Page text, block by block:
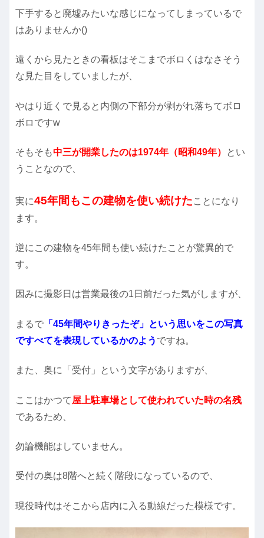
下手すると廃墟みたいな感じになってしまっているで
はありませんか()
遠くから見たときの看板はそこまでボロくはなさそう
な見た目をしていましたが、
やはり近くで見ると内側の下部分が剥がれ落ちてボロ
ボロですw
そもそも中三が開業したのは1974年（昭和49年）
とい
うことなので、
実に45年間もこの建物を使い続けたことになり
ます。
逆にこの建物を45年間も使い続けたことが驚異的で
す。
因みに撮影日は営業最後の1日前だった気がしますが、
まるで 「45年間やりきったぞ」という思いをこの写真
ですべてを表現しているかのよう ですね。
また、奥に「受付」という文字がありますが、
ここはかつて屋上駐車場として使われていた時の名残
であるため、
勿論機能はしていません。
受付の奥は8階へと続く階段になっているので、
現役時代はそこから店内に入る動線だった模様です。